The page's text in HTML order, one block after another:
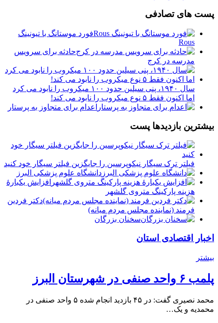
پست های تصادفی
فورد موستانگ با تیونینگ
Rous
حادثه برای سرویس
مدرسه در کرج
سال ۱۹۴۰، پنی سیلین حدود ۱۰۰ میکروب را نابود می کرد
اما اکنون فقط ۵ نوع میکروب را نابود می کند!
اعدام برای متجاوز به پرستار
بیشترین بازدیدها پست
فیلتر ترک سیگار نیکوپرسین را جایگزین فیلتر سیگار خود کنید
دانشگاه علوم پزشکی البرز
افزایش یکبارۀ
هزینه پارکینگ متروی گلشهر
دكتر فردين
فرمند (نماينده مجلس مردم میانه)
سخنان بزرگان
اخبار اقتصادی استان
بیشتر
پلمب ۶ واحد صنفی در شهرستان البرز
محمد نصیری گفت: در ۴۵ بازدید انجام شده ۵ واحد صنفی در
محمدیه و یک…